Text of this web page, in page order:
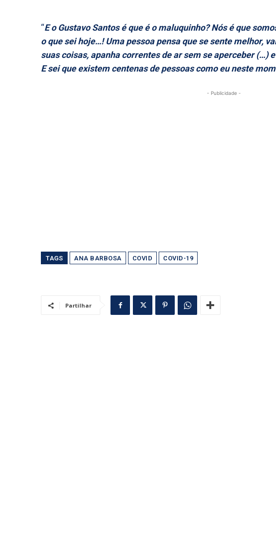
“E o Gustavo Santos é que é o maluquinho? Nós é que
o que sei hoje…! Uma pessoa pensa que se sente melhor,
suas coisas, apanha correntes de ar sem se aperceber (…)
E sei que existem centenas de pessoas como eu neste
- Publicidade -
TAGS ANA BARBOSA COVID COVID-19
Partilhar